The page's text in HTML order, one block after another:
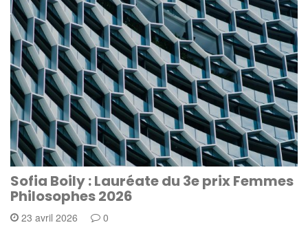
Sofia Boily : Lauréate du 3e prix Femmes
Philosophes 2026
23 avril 2026 0